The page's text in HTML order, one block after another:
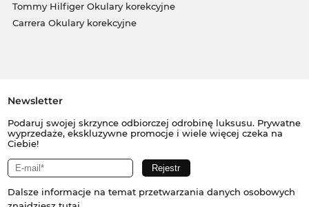
Tommy Hilfiger Okulary korekcyjne
Carrera Okulary korekcyjne
Newsletter
Podaruj swojej skrzynce odbiorczej odrobinę luksusu. Prywatne
wyprzedaże, ekskluzywne promocje i wiele więcej czeka na
Ciebie!
Dalsze informacje na temat przetwarzania danych osobowych